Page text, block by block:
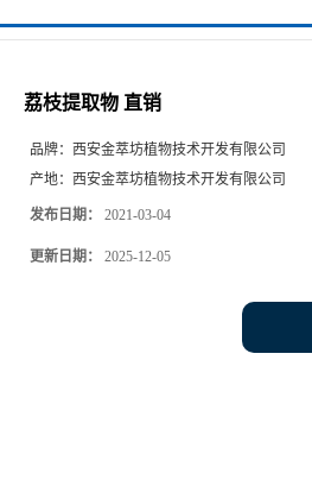
荔枝提取物 直销
品牌： 西安金萃坊植物技术开发有限公司
产地： 西安金萃坊植物技术开发有限公司
发布日期： 2021-03-04
更新日期： 2025-12-05